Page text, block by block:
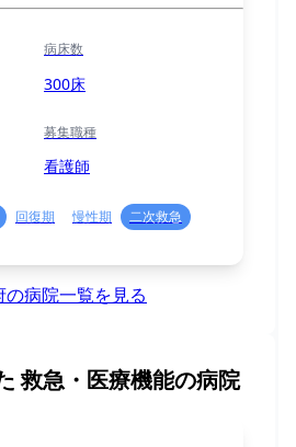
病床数
300床
募集職種
看護師
回復期 慢性期
二次救急
の病院一覧を見る
救急・医療機能の病院